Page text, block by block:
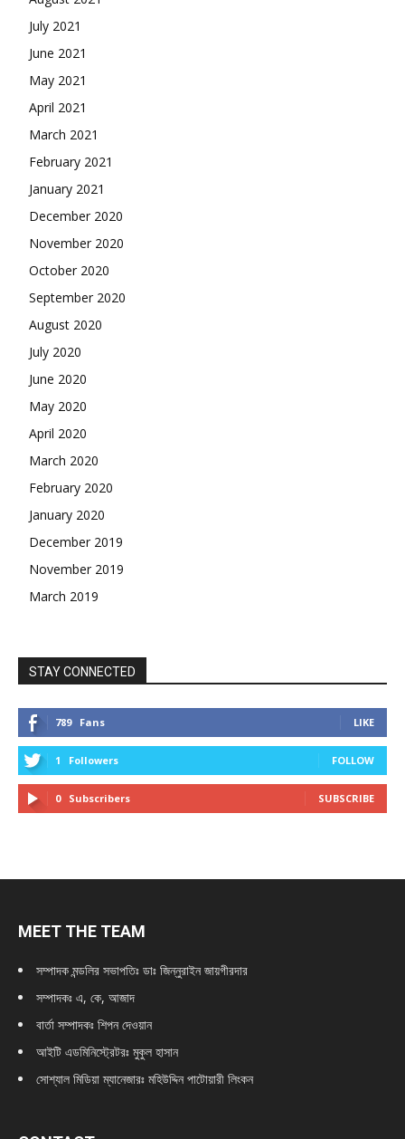
July 2021
June 2021
May 2021
April 2021
March 2021
February 2021
January 2021
December 2020
November 2020
October 2020
September 2020
August 2020
July 2020
June 2020
May 2020
April 2020
March 2020
February 2020
January 2020
December 2019
November 2019
March 2019
STAY CONNECTED
789 Fans LIKE
1 Followers FOLLOW
0 Subscribers SUBSCRIBE
MEET THE TEAM
সম্পাদক মন্ডলির সভাপতিঃ ডাঃ জিন্নুরাইন জায়গীরদার
সম্পাদকঃ এ, কে, আজাদ
বার্তা সম্পাদকঃ শিপন দেওয়ান
আইটি এডমিনিস্ট্রেটরঃ মুকুল হাসান
সোশ্যাল মিডিয়া ম্যানেজারঃ মহিউদ্দিন পাটোয়ারী লিংকন